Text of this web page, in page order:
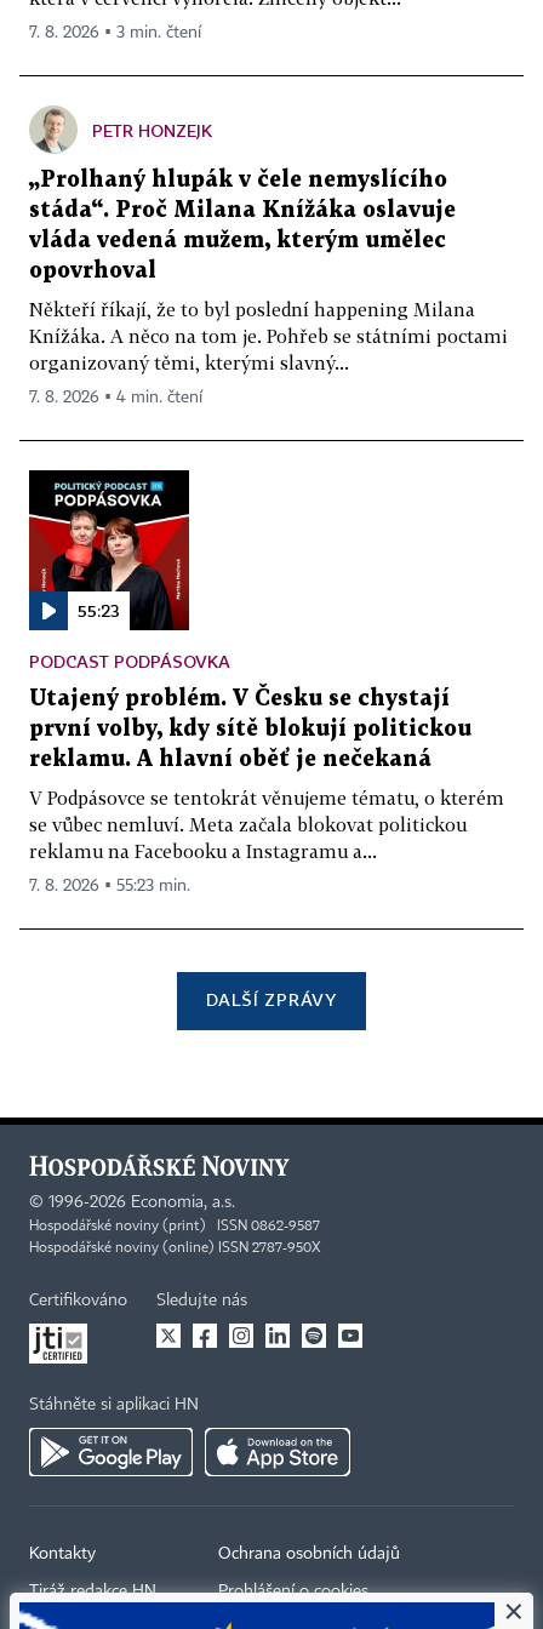
7. 8. 2026 ▪ 3 min. čtení
PETR HONZEJK
„Prolhaný hlupák v čele nemyslícího
stáda“. Proč Milana Knížáka oslavuje
vláda vedená mužem, kterým umělec
opovrhoval
Někteří říkají, že to byl poslední happening Milana
Knížáka. A něco na tom je. Pohřeb se státními poctami
organizovaný těmi, kterými slavný...
7. 8. 2026 ▪ 4 min. čtení
55:23
PODCAST PODPÁSOVKA
Utajený problém. V Česku se chystají
první volby, kdy sítě blokují politickou
reklamu. A hlavní oběť je nečekaná
V Podpásovce se tentokrát věnujeme tématu, o kterém
se vůbec nemluví. Meta začala blokovat politickou
reklamu na Facebooku a Instagramu a...
7. 8. 2026 ▪ 55:23 min.
DALŠÍ ZPRÁVY
© 1996-2026 Economia, a.s.
Hospodářské noviny (print) ISSN 0862-9587
Hospodářské noviny (online) ISSN 2787-950X
Certifikováno Sledujte nás
Stáhněte si aplikaci HN
Kontakty
Tiráž redakce HN
Ochrana osobních údajů
Prohlášení o cookies ×